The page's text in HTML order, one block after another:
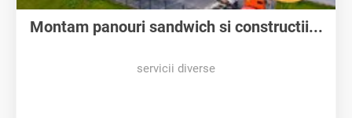
Montam panouri sandwich si constructii...
servicii diverse